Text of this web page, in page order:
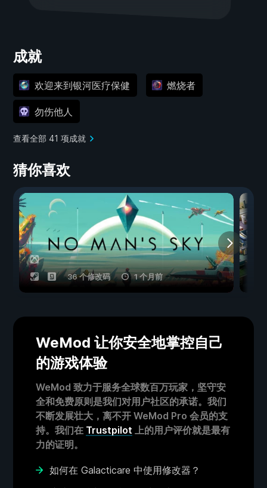
成就
欢迎来到银河医疗保健 燃烧者
勿伤他人
查看全部 41 项成就
猜你喜欢
36 个修改码 1 个月前
WeMod 让你安全地掌控自己
的游戏体验
WeMod 致力于服务全球数百万玩家，坚守安
全和免费原则是我们对用户社区的承诺。我们
不断发展壮大，离不开 WeMod Pro 会员的支
持。我们在 Trustpilot 上的用户评价就是最有
力的证明。
如何在 Galacticare 中使用修改器？